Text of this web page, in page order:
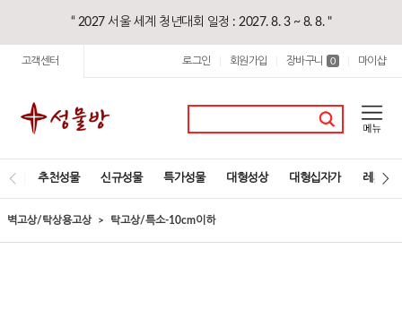
“ 2027 서울 세계 청년대회 일정 : 2027. 8. 3 ~ 8. 8. "
고객센터 로그인 회원가입 장바구니 0 마이샵
추천성물 신규성물 특가성물 대형성상 대형십자가 레지오
벽고상/탁상용고상 탁고상/특소-10cm이하